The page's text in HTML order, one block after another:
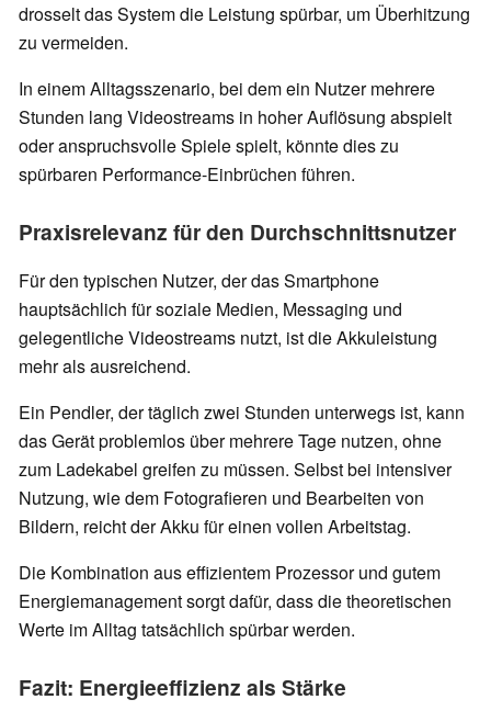
drosselt das System die Leistung spürbar, um Überhitzung
zu vermeiden.
In einem Alltagsszenario, bei dem ein Nutzer mehrere
Stunden lang Videostreams in hoher Auflösung abspielt
oder anspruchsvolle Spiele spielt, könnte dies zu
spürbaren Performance-Einbrüchen führen.
Praxisrelevanz für den Durchschnittsnutzer
Für den typischen Nutzer, der das Smartphone
hauptsächlich für soziale Medien, Messaging und
gelegentliche Videostreams nutzt, ist die Akkuleistung
mehr als ausreichend.
Ein Pendler, der täglich zwei Stunden unterwegs ist, kann
das Gerät problemlos über mehrere Tage nutzen, ohne
zum Ladekabel greifen zu müssen. Selbst bei intensiver
Nutzung, wie dem Fotografieren und Bearbeiten von
Bildern, reicht der Akku für einen vollen Arbeitstag.
Die Kombination aus effizientem Prozessor und gutem
Energiemanagement sorgt dafür, dass die theoretischen
Werte im Alltag tatsächlich spürbar werden.
Fazit: Energieeffizienz als Stärke